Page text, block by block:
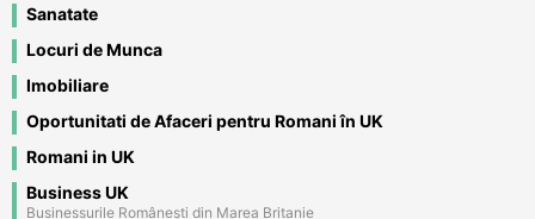
Sanatate
Locuri de Munca
Imobiliare
Oportunitati de Afaceri pentru Romani în UK
Romani in UK
Business UK
Businessurile Românești din Marea Britanie